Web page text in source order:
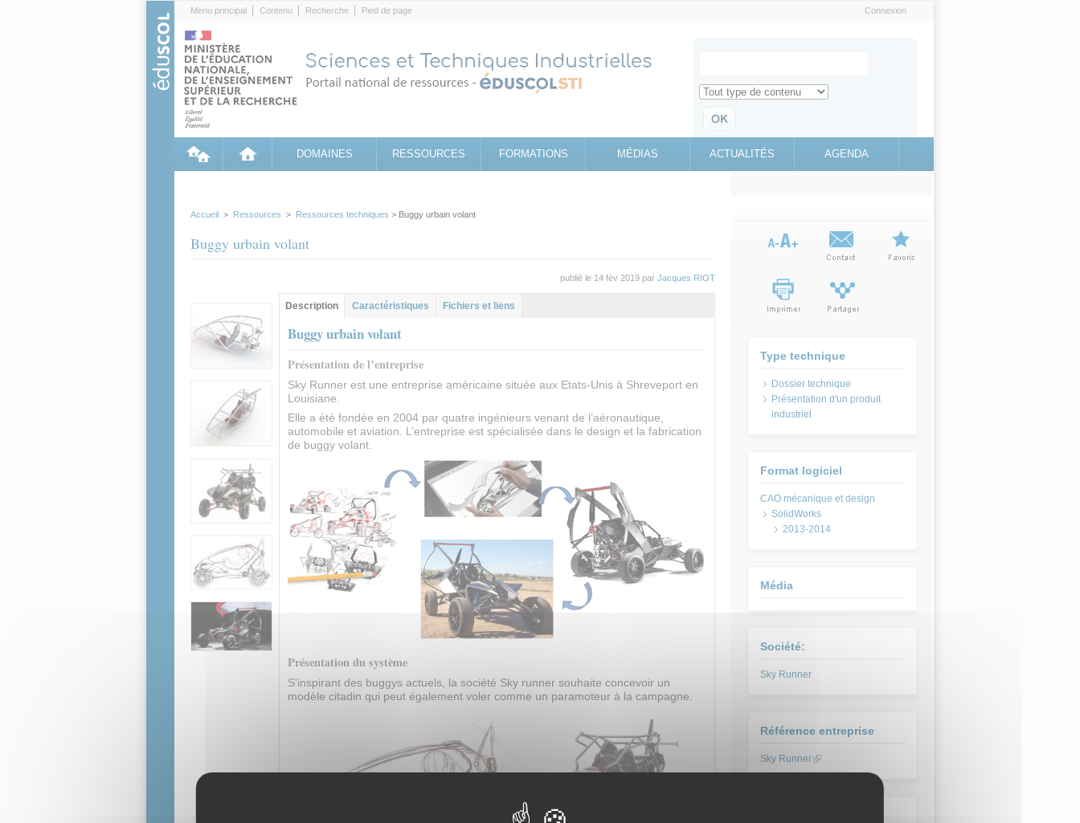
Menu principal Contenu Recherche Pied de page Connexion
Search for
Retrouvez toute l'information sur le site education.gouv.fr
DOMAINES RESSOURCES FORMATIONS MÉDIAS ACTUALITÉS AGENDA
Accueil > Ressources > Ressources techniques > Buggy urbain volant
Buggy urbain volant
publié le 14 fév 2019 par Jacques RIOT
Groupe principal
Description (onglet
actif)
Caractéristiques Fichiers et liens
Buggy urbain volant
Présentation de l’entreprise
Sky Runner est une entreprise américaine située aux Etats-Unis à Shreveport en
Louisiane.
Elle a été fondée en 2004 par quatre ingénieurs venant de l’aéronautique,
automobile et aviation. L’entreprise est spécialisée dans le design et la fabrication
de buggy volant.
Présentation du système
S’inspirant des buggys actuels, la société Sky runner souhaite concevoir un
modèle citadin qui peut également voler comme un paramoteur à la campagne.
Type technique
Dossier technique
Présentation d'un produit
industriel
Format logiciel
SolidWorks
2013-2014
Média
Société:
Sky Runner
Référence entreprise
Sky Runner(link is external)